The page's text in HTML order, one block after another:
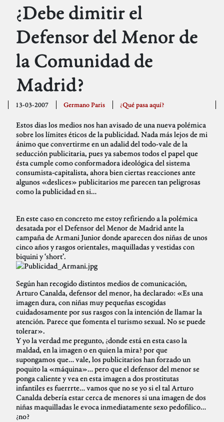
¿Debe dimitir el
Defensor del Menor de
la Comunidad de
Madrid?
13-03-2007 Germano Paris ¿Qué pasa aquí?
Estos dias los medios nos han avisado de una nueva polémica
sobre los límites éticos de la publicidad. Nada más lejos de mi
ánimo que convertirme en un adalid del todo-vale de la
seducción publicitaria, pues ya sabemos todos el papel que
ésta cumple como conformadora ideológica del sistema
consumista-capitalista, ahora bien ciertas reacciones ante
algunos «deslices» publicitarios me parecen tan peligrosas
como la publicidad en si…
En este caso en concreto me estoy refiriendo a la polémica
desatada por el Defensor del Menor de Madrid ante la
campaña de Armani Junior donde aparecen dos niñas de unos
cinco años y rasgos orientales, maquilladas y vestidas con
biquini y ‘short’.
Según han recogido distintos medios de comunicación,
Arturo Canalda, defensor del menor, ha declarado: «Es una
imagen dura, con niñas muy pequeñas escogidas
cuidadosamente por sus rasgos con la intención de llamar la
atención. Parece que fomenta el turismo sexual. No se puede
tolerar».
Y yo la verdad me pregunto, ¿donde está en esta caso la
maldad, en la imagen o en quien la mira? por que
supongamos que… vale, los publicitarios han forzado un
poquito la «máquina»… pero que el defensor del menor se
ponga caliente y vea en esta imagen a dos prostitutas
infantiles es fuerrrte… vamos que no se yo si el tal Arturo
Canalda debería estar cerca de menores si una imagen de dos
niñas maquilladas le evoca inmediatamente sexo pedofilico…
¿no?